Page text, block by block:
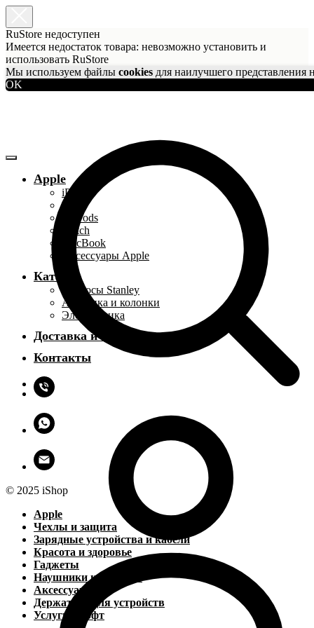
RuStore недоступен
Имеется недостаток товара: невозможно установить и
использовать RuStore
Мы используем файлы cookies для наилучшего представления
OK
Apple
iPhone
iPad
AirPods
Watch
MacBook
Аксессуары Apple
Каталог
Термосы Stanley
Акустика и колонки
Электроника
Доставка и оплата
Контакты
© 2025 iShop
Apple
Чехлы и защита
Зарядные устройства и кабели
Красота и здоровье
Гаджеты
Наушники и колонки
Аксессуары
Держатели для устройств
Услуги и софт